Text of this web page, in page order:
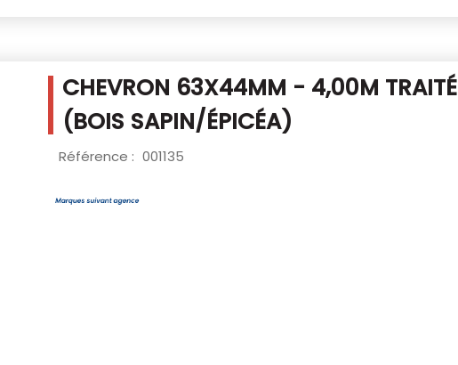
CHEVRON 63X44MM - 4,00M TRAITÉ
(BOIS SAPIN/ÉPICÉA)
Référence : 001135